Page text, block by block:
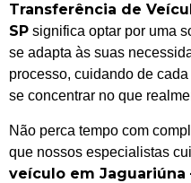
Transferência de
SP significa optar por uma
se adapta às suas
processo, cuidando de
se concentrar no que
Não perca tempo com
que nossos especialistas
veículo em Jaguariúna